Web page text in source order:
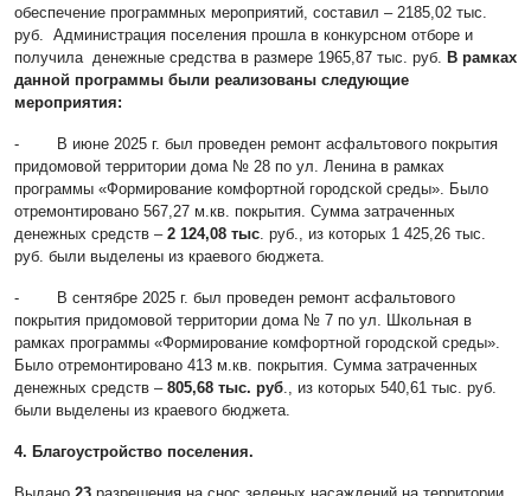
обеспечение программных мероприятий, составил – 2185,02 тыс.
руб. Администрация поселения прошла в конкурсном отборе и
получила денежные средства в размере 1965,87 тыс. руб.
В рамках
данной программы были реализованы следующие
мероприятия:
- В июне 2025 г. был проведен ремонт асфальтового покрытия
придомовой территории дома № 28 по ул. Ленина в рамках
программы «Формирование комфортной городской среды». Было
отремонтировано 567,27 м.кв. покрытия. Сумма затраченных
денежных средств – 2 124,08 тыс . руб., из которых 1 425,26 тыс.
руб. были выделены из краевого бюджета.
- В сентябре 2025 г. был проведен ремонт асфальтового
покрытия придомовой территории дома № 7 по ул. Школьная в
рамках программы «Формирование комфортной городской среды».
Было отремонтировано 413 м.кв. покрытия. Сумма затраченных
денежных средств – 805,68 тыс. руб ., из которых 540,61 тыс. руб.
были выделены из краевого бюджета.
4. Благоустройство поселения.